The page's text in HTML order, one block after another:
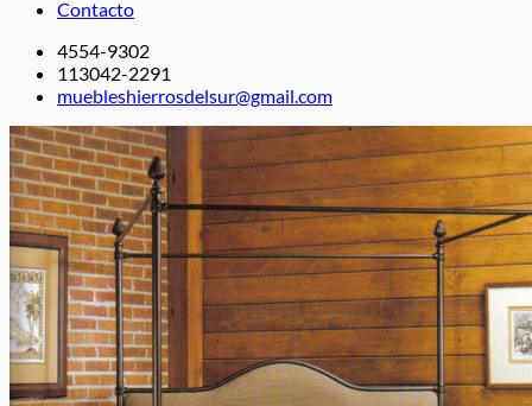
Contacto
4554-9302
113042-2291
muebleshierrosdelsur@gmail.com